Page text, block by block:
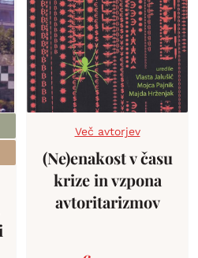
Več avtorjev
(Ne)enakost v času
krize in vzpona
avtoritarizmov